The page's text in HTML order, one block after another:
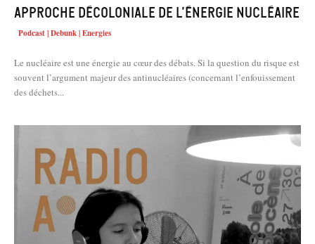
Approche décoloniale de l’énergie nucléaire
Podcast | Debunk | Energies
Le nucléaire est une énergie au cœur des débats. Si la question du risque est
souvent l’argument majeur des antinucléaires (concernant l’enfouissement
des déchets...